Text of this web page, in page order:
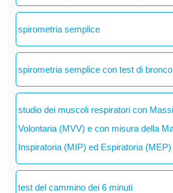
spirometria semplice
spirometria semplice con test di
studio dei muscoli respiratori con
Volontaria (MVV) e con misura della
Inspiratoria (MIP) ed Espiratoria (MEP)
test del cammino dei 6 minuti